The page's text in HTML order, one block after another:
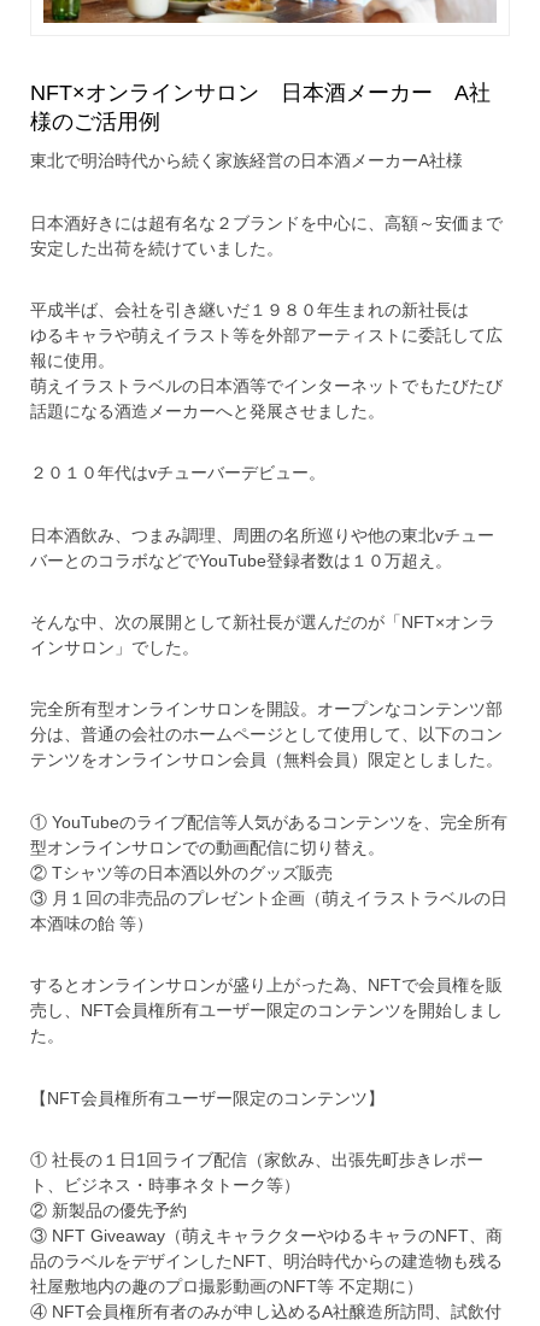
NFT×オンラインサロン 日本酒メーカー A社
様のご活用例
東北で明治時代から続く家族経営の日本酒メーカーA社様
日本酒好きには超有名な２ブランドを中心に、高額～安価まで
安定した出荷を続けていました。
平成半ば、会社を引き継いだ１９８０年生まれの新社長は
ゆるキャラや萌えイラスト等を外部アーティストに委託して広
報に使用。
萌えイラストラベルの日本酒等でインターネットでもたびたび
話題になる酒造メーカーへと発展させました。
２０１０年代はvチューバーデビュー。
日本酒飲み、つまみ調理、周囲の名所巡りや他の東北vチュー
バーとのコラボなどでYouTube登録者数は１０万超え。
そんな中、次の展開として新社長が選んだのが「NFT×オンラ
インサロン」でした。
完全所有型オンラインサロンを開設。オープンなコンテンツ部
分は、普通の会社のホームページとして使用して、以下のコン
テンツをオンラインサロン会員（無料会員）限定としました。
① YouTubeのライブ配信等人気があるコンテンツを、完全所有
型オンラインサロンでの動画配信に切り替え。
② Tシャツ等の日本酒以外のグッズ販売
③ 月１回の非売品のプレゼント企画（萌えイラストラベルの日
本酒味の飴 等）
するとオンラインサロンが盛り上がった為、NFTで会員権を販
売し、NFT会員権所有ユーザー限定のコンテンツを開始しまし
た。
【NFT会員権所有ユーザー限定のコンテンツ】
① 社長の１日1回ライブ配信（家飲み、出張先町歩きレポー
ト、ビジネス・時事ネタトーク等）
② 新製品の優先予約
③ NFT Giveaway（萌えキャラクターやゆるキャラのNFT、商
品のラベルをデザインしたNFT、明治時代からの建造物も残る
社屋敷地内の趣のプロ撮影動画のNFT等 不定期に）
④ NFT会員権所有者のみが申し込めるA社醸造所訪問、試飲付